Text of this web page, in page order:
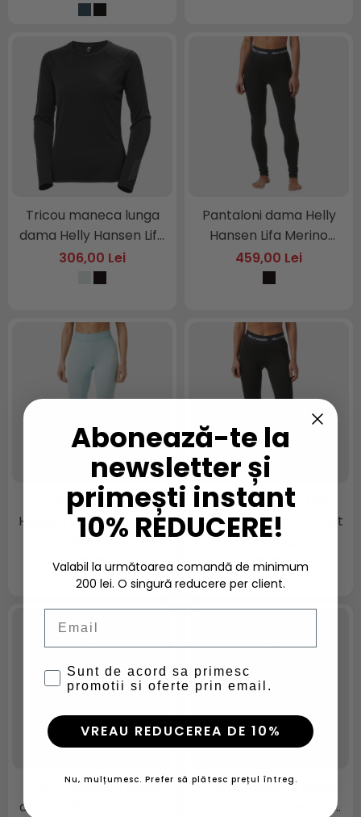
Tricou maneca lunga
dama Helly Hansen Lifa
Active Crew
306,00 Lei
Pantaloni dama Helly
Hansen Lifa Merino
Midweight
459,00 Lei
Pantaloni dama Helly
Hansen Lifa Active Pant
Pantaloni dama Helly
Hansen Lifa Active Pant
Tricou maneca lunga
dama Helly Hansen Lifa
Tricou maneca lunga
dama Helly Hansen Lifa
Abonează-te la
newsletter și
primești instant
10% REDUCERE!
Valabil la următoarea comandă de minimum
200 lei. O singură reducere per client.
Sunt de acord sa primesc
promotii si oferte prin email.
VREAU REDUCEREA DE 10%
Nu, mulțumesc. Prefer să plătesc prețul întreg.